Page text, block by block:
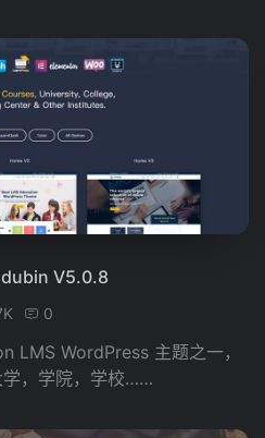
V5.0.8
0
LMS WordPress 主题之一，
学，学院，学校……